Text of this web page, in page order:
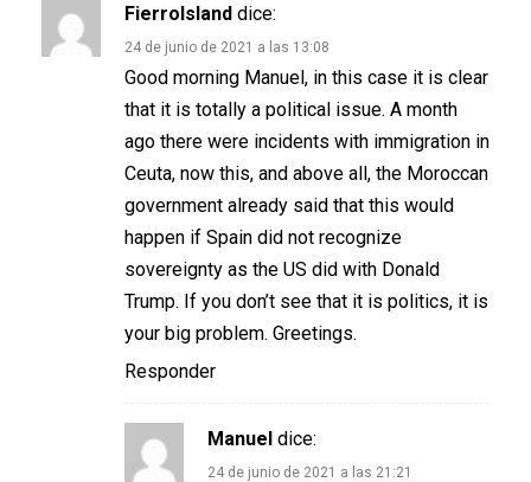
FierroIsland dice:
24 de junio de 2021 a las 13:08
Good morning Manuel, in this case it is clear
that it is totally a political issue. A month
ago there were incidents with immigration in
Ceuta, now this, and above all, the Moroccan
government already said that this would
happen if Spain did not recognize
sovereignty as the US did with Donald
Trump. If you don’t see that it is politics, it is
your big problem. Greetings.
Responder
Manuel dice:
24 de junio de 2021 a las 21:21